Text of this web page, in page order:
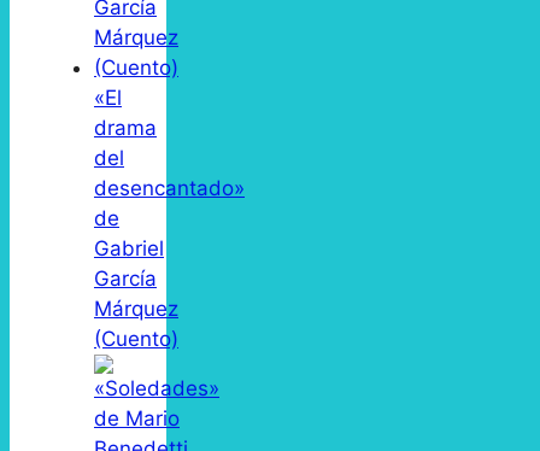
«El
drama
del
desencantado»
de
Gabriel
García
Márquez
(Cuento)